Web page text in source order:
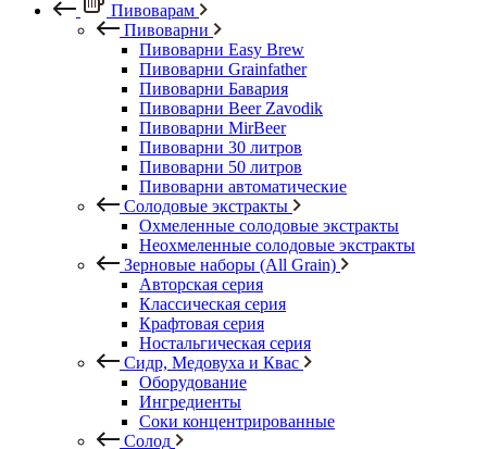
Пивоварам
Пивоварни
Пивоварни Easy Brew
Пивоварни Grainfather
Пивоварни Бавария
Пивоварни Beer Zavodik
Пивоварни MirBeer
Пивоварни 30 литров
Пивоварни 50 литров
Пивоварни автоматические
Солодовые экстракты
Охмеленные солодовые экстракты
Неохмеленные солодовые экстракты
Зерновые наборы (All Grain)
Авторская серия
Классическая серия
Крафтовая серия
Ностальгическая серия
Сидр, Медовуха и Квас
Оборудование
Ингредиенты
Соки концентрированные
Солод